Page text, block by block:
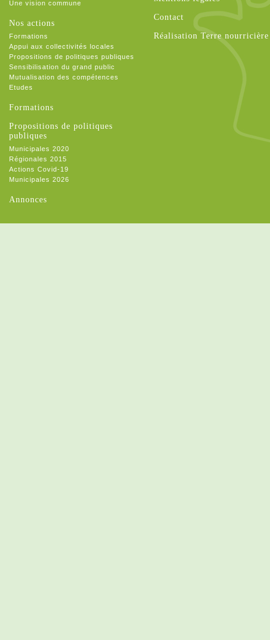
Une vision commune
Nos actions
Formations
Appui aux collectivités locales
Propositions de politiques publiques
Sensibilisation du grand public
Mutualisation des compétences
Etudes
Formations
Propositions de politiques
publiques
Municipales 2020
Régionales 2015
Actions Covid-19
Municipales 2026
Annonces
Contact
Réalisation Terre nourricière